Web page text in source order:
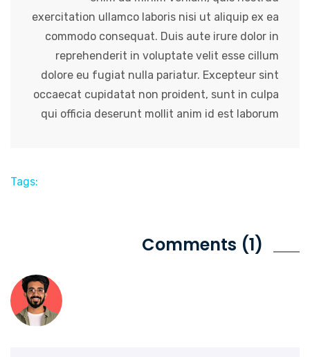
exercitation ullamco laboris nisi ut aliquip ex ea
commodo consequat. Duis aute irure dolor in
reprehenderit in voluptate velit esse cillum
dolore eu fugiat nulla pariatur. Excepteur sint
occaecat cupidatat non proident, sunt in culpa
qui officia deserunt mollit anim id est laborum
Tags:
Comments (1)